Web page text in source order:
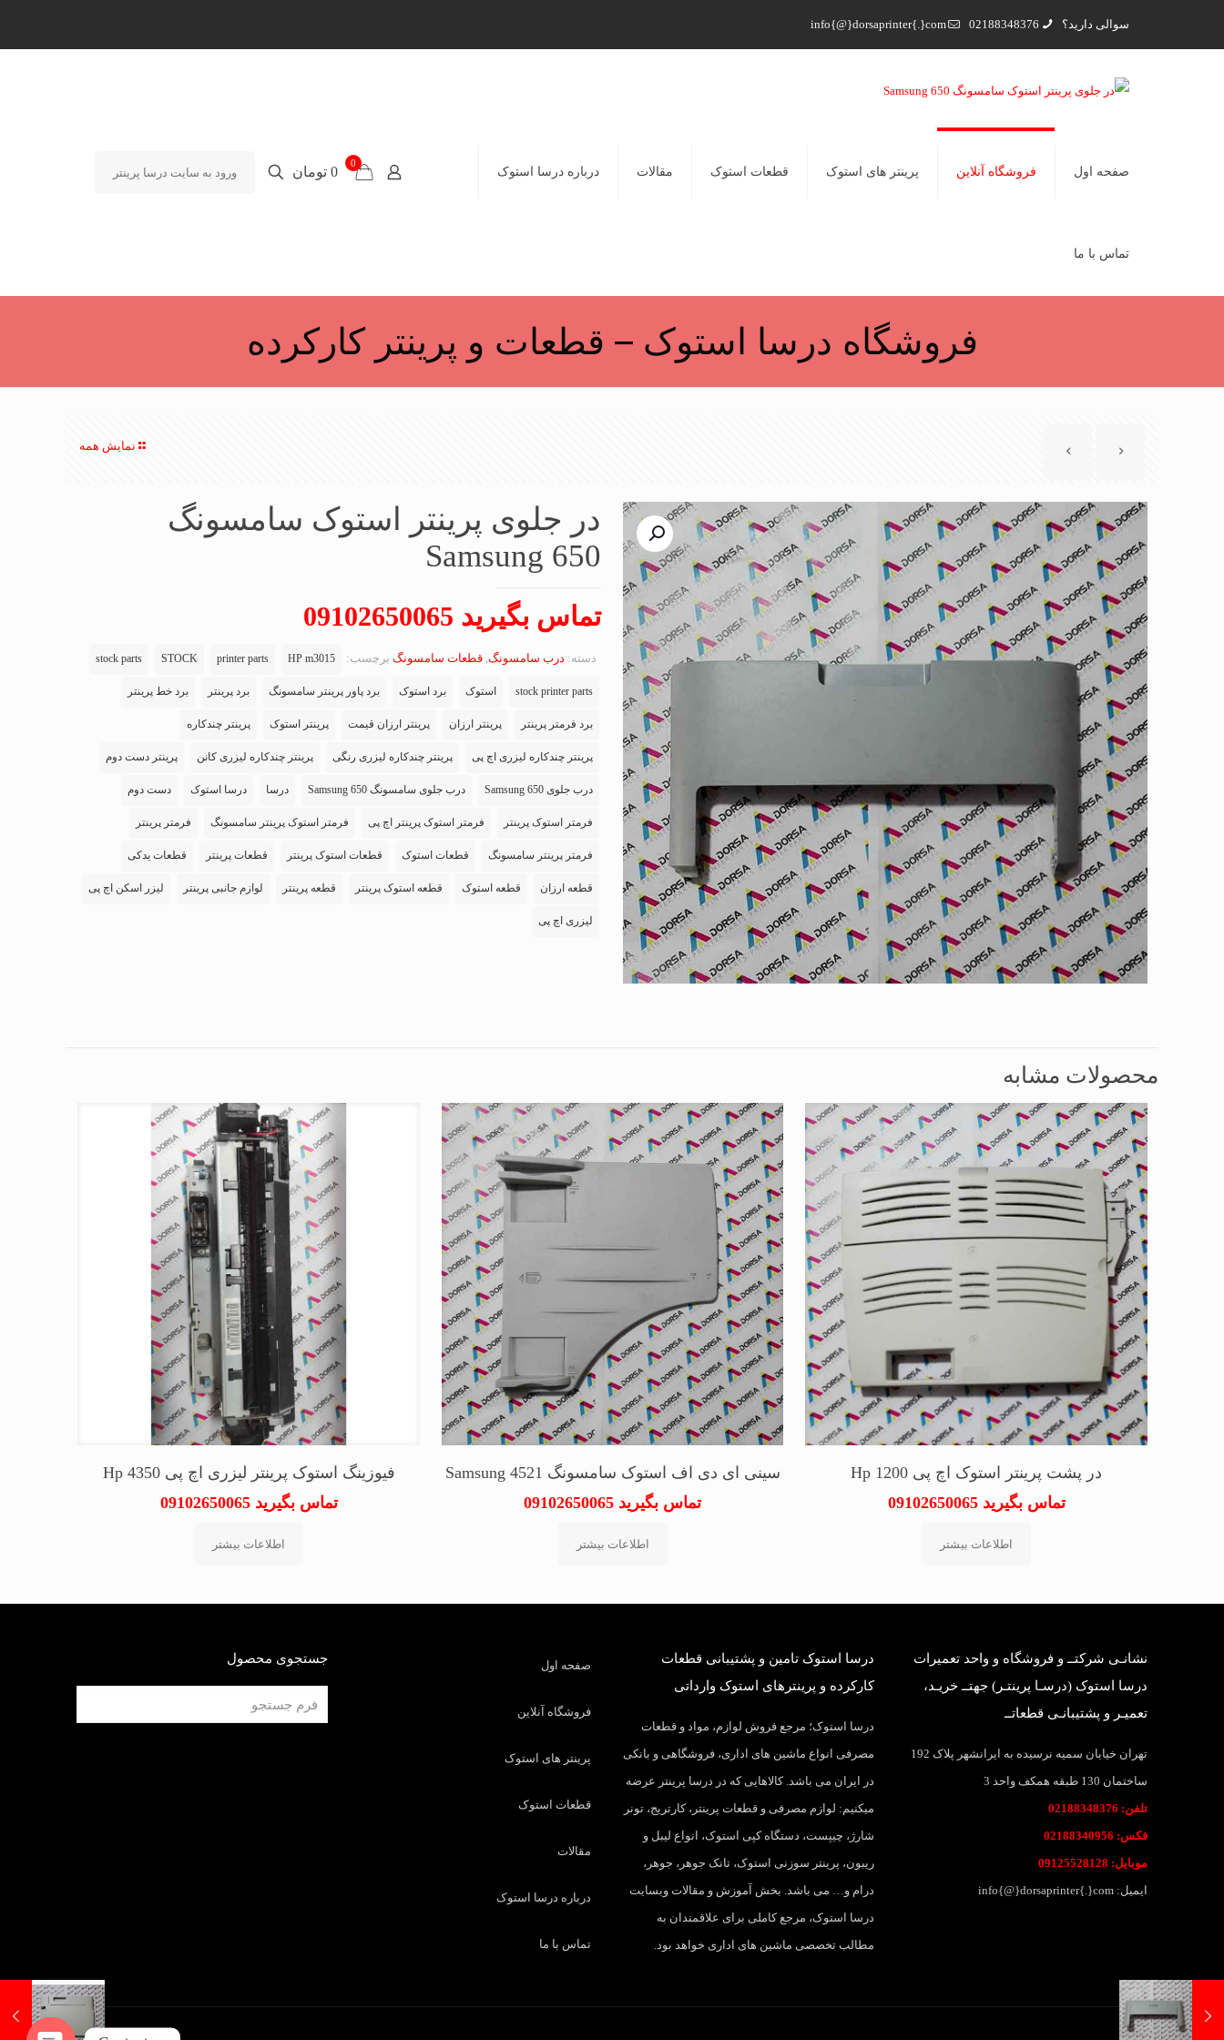
سوالی دارید؟ 02188348376
info{@}dorsaprinter{.}com
صفحه اول فروشگاه آنلاین پرینتر های استوک قطعات استوک مقالات درباره درسا استوک
تماس با ما
0
0 تومان ورود به سایت درسا پرینتر
فروشگاه درسا استوک – قطعات و پرینتر کارکرده
نمایش همه
در جلوی پرینتر استوک سامسونگ
Samsung 650
تماس بگیرید 09102650065
دسته: درب سامسونگ, قطعات سامسونگ برچسب: HP m3015
printer parts
STOCK
stock parts
stock printer parts استوک برد استوک برد پاور پرینتر سامسونگ برد پرینتر برد خط پرینتر
برد فرمتر پرینتر پرینتر ارزان پرینتر ارزان قیمت پرینتر استوک پرینتر چندکاره
پرینتر چندکاره لیزری اچ پی پرینتر چندکاره لیزری رنگی پرینتر چندکاره لیزری کانن پرینتر دست دوم
درب جلوی Samsung 650 درب جلوی سامسونگ Samsung 650 درسا درسا استوک دست دوم
فرمتر استوک پرینتر فرمتر استوک پرینتر اچ پی فرمتر استوک پرینتر سامسونگ فرمتر پرینتر
فرمتر پرینتر سامسونگ قطعات استوک قطعات استوک پرینتر قطعات پرینتر قطعات یدکی
قطعه ارزان قطعه استوک قطعه استوک پرینتر قطعه پرینتر لوازم جانبی پرینتر لیزر اسکن اچ پی
لیزری اچ پی
محصولات مشابه
در پشت پرینتر استوک اچ پی Hp 1200
تماس بگیرید 09102650065
اطلاعات بیشتر
سینی ای دی اف استوک سامسونگ Samsung 4521
تماس بگیرید 09102650065
اطلاعات بیشتر
فیوزینگ استوک پرینتر لیزری اچ پی Hp 4350
تماس بگیرید 09102650065
اطلاعات بیشتر
نشانـی شرکتــ و فروشگاه و واحد تعمیرات
درسا استوک (درسـا پرینتـر) جهتــ خریـد،
تعمیـر و پشتیبانـی قطعاتــ
تهران خیابان سمیه نرسیده به ایرانشهر پلاک 192
ساختمان 130 طبقه همکف واحد 3
تلفن: 02188348376
فکس: 02188340956
موبایل: 09125528128
ایمیل: info{@}dorsaprinter{.}com
درسا استوک تامین و پشتیبانی قطعات
کارکرده و پرینترهای استوک وارداتی
درسا استوک؛ مرجع فروش لوازم، مواد و قطعات
مصرفی انواع ماشین های اداری، فروشگاهی و بانکی
در ایران می باشد. کالاهایی که در درسا پرینتر عرضه
میکنیم: لوازم مصرفی و قطعات پرینتر، کارتریج، تونر
شارژ، چیپست، دستگاه کپی استوک، انواع لیبل و
ریبون، پرینتر سوزنی استوک، تانک جوهر، جوهر،
درام و… می باشد. بخش آموزش و مقالات وبسایت
درسا استوک، مرجع کاملی برای علاقمندان به
مطالب تخصصی ماشین های اداری خواهد بود.
صفحه اول
فروشگاه آنلاین
پرینتر های استوک
قطعات استوک
مقالات
درباره درسا استوک
تماس با ما
جستجوی محصول